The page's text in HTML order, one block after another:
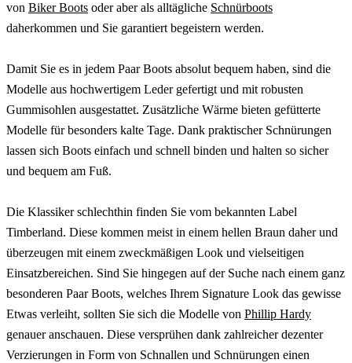
von Biker Boots oder aber als alltägliche Schnürboots
daherkommen und Sie garantiert begeistern werden.
Damit Sie es in jedem Paar Boots absolut bequem haben, sind die
Modelle aus hochwertigem Leder gefertigt und mit robusten
Gummisohlen ausgestattet. Zusätzliche Wärme bieten gefütterte
Modelle für besonders kalte Tage. Dank praktischer Schnürungen
lassen sich Boots einfach und schnell binden und halten so sicher
und bequem am Fuß.
Die Klassiker schlechthin finden Sie vom bekannten Label
Timberland. Diese kommen meist in einem hellen Braun daher und
überzeugen mit einem zweckmäßigen Look und vielseitigen
Einsatzbereichen. Sind Sie hingegen auf der Suche nach einem ganz
besonderen Paar Boots, welches Ihrem Signature Look das gewisse
Etwas verleiht, sollten Sie sich die Modelle von Phillip Hardy
genauer anschauen. Diese versprühen dank zahlreicher dezenter
Verzierungen in Form von Schnallen und Schnürungen einen